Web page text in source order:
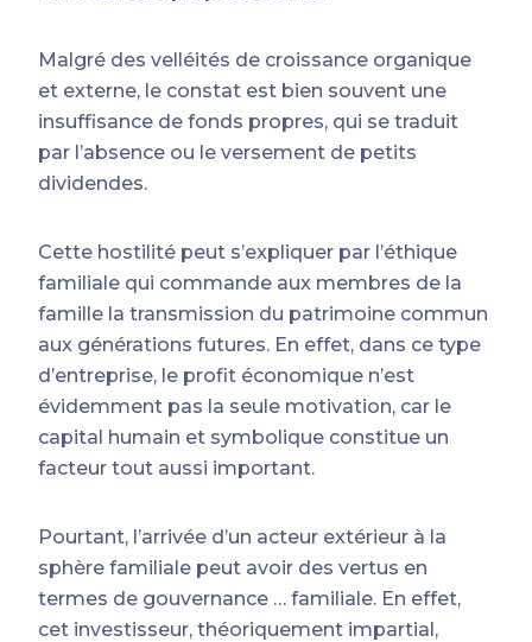
Malgré des velléités de croissance organique
et externe, le constat est bien souvent une
insuffisance de fonds propres, qui se traduit
par l’absence ou le versement de petits
dividendes.
Cette hostilité peut s’expliquer par l’éthique
familiale qui commande aux membres de la
famille la transmission du patrimoine commun
aux générations futures. En effet, dans ce type
d’entreprise, le profit économique n’est
évidemment pas la seule motivation, car le
capital humain et symbolique constitue un
facteur tout aussi important.
Pourtant, l’arrivée d’un acteur extérieur à la
sphère familiale peut avoir des vertus en
termes de gouvernance … familiale. En effet,
cet investisseur, théoriquement impartial,